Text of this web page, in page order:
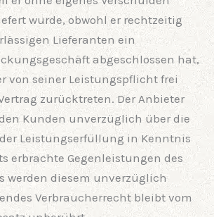
wurde, obwohl er rechtzeitig
Lieferanten ein
abgeschlossen hat,
von seiner Leistungspflicht frei
zurücktreten. Der Anbieter
Kunden unverzüglich über die
Leistungserfüllung in Kenntnis
erbrachte Gegenleistungen des
werden diesem unverzüglich
Verbraucherrecht bleibt vom